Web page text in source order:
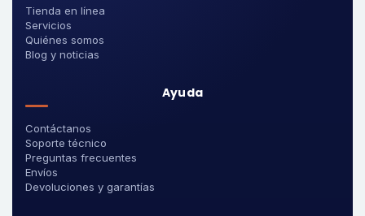
Tienda en línea
Servicios
Quiénes somos
Blog y noticias
Ayuda
Contáctanos
Soporte técnico
Preguntas frecuentes
Envíos
Devoluciones y garantías